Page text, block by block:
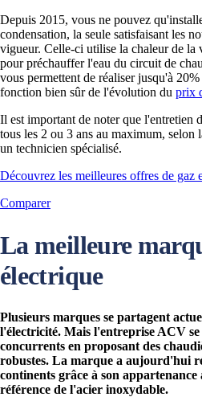
Depuis 2015, vous ne pouvez
condensation, la seule satisfaisant les
vigueur. Celle-ci utilise la chaleur de la
pour préchauffer l'eau du circuit de
vous permettent de réaliser jusqu'à
fonction bien sûr de l'évolution du prix
Il est important de noter que l'entretien
tous les 2 ou 3 ans au maximum, selon
un technicien spécialisé.
Découvrez les meilleures offres de gaz
Comparer
La meilleure
électrique
Plusieurs marques se partagent
l'électricité. Mais l'entreprise ACV se
concurrents en proposant des
robustes. La marque a aujourd'hui
continents grâce à son
référence de l'acier inoxydable.